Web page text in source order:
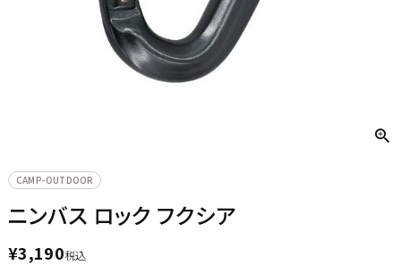
CAMP-OUTDOOR
ニンバス ロック フクシア
¥3,190税込